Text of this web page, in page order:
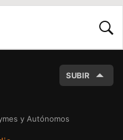
SUBIR
y Autónomos